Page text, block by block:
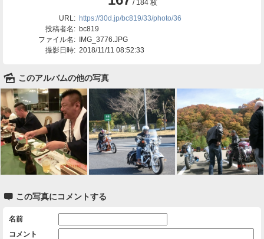
/ 184 枚
URL: https://30d.jp/bc819/33/photo/36
投稿者名: bc819
ファイル名: IMG_3776.JPG
撮影日時: 2018/11/11 08:52:33
🌄 このアルバムの他の写真
 この写真にコメントする
名前
コメント